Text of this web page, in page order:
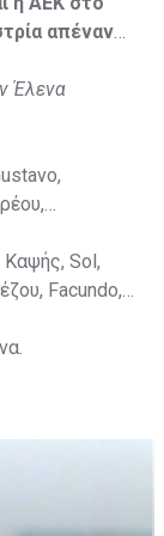
απέναντι
Έλενα
Καψής, Sol,
Facundo,